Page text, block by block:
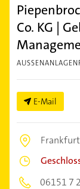
Co. KG |
E-Mail
06151 7